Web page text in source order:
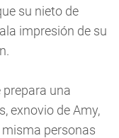
su nieto de
impresión de su
una
exnovio de Amy,
personas